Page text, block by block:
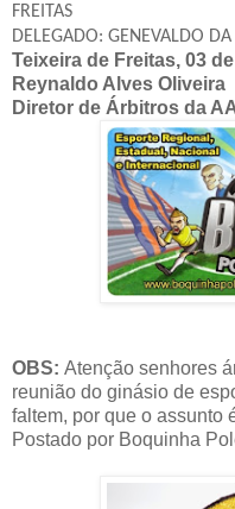
FREITAS
DELEGADO: GENEVALDO
Teixeira de Freitas, 03
Reynaldo Alves Oliveira
Diretor de Árbitros da
OBS: Atenção senhores
reunião do ginásio de
faltem, por que o assunto
Postado por Boquinha